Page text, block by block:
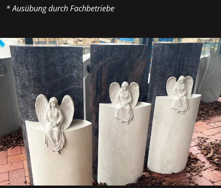
* Ausübung durch Fachbetriebe